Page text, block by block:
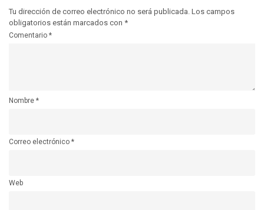
Tu dirección de correo electrónico no será publicada. Los campos
obligatorios están marcados con *
Comentario *
Nombre *
Correo electrónico *
Web